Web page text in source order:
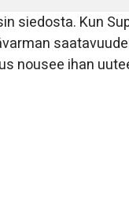
siedosta. Kun
nousee ihan